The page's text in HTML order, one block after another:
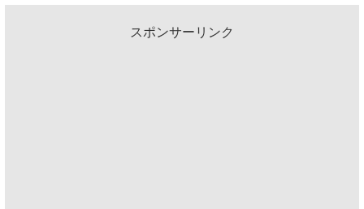
スポンサーリンク